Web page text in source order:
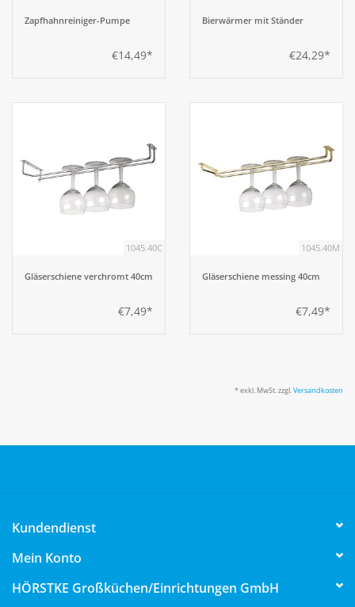
Zapfhahnreiniger-Pumpe
€14,49*
Bierwärmer mit Ständer
€24,29*
1045.40C
Gläserschiene verchromt 40cm
€7,49*
1045.40M
Gläserschiene messing 40cm
€7,49*
* exkl. MwSt. zzgl.Versandkosten
Kundendienst
Mein Konto
HÖRSTKE Großküchen/Einrichtungen GmbH